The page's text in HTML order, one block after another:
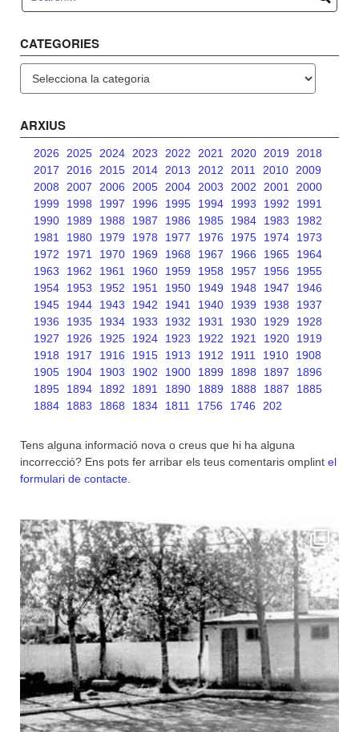
CATEGORIES
ARXIUS
2026 2025 2024 2023 2022 2021 2020 2019
2018
2017
2016 2015 2014 2013 2012 2011 2010 2009
2008
2007 2006 2005 2004 2003 2002 2001
2000
1999
1998 1997 1996 1995 1994 1993 1992
1991
1990
1989 1988 1987 1986 1985 1984 1983
1982
1981
1980 1979 1978 1977 1976 1975 1974
1973
1972
1971 1970 1969 1968 1967 1966 1965
1964
1963
1962 1961 1960 1959 1958 1957 1956
1955
1954
1953 1952 1951 1950 1949 1948 1947
1946
1945
1944 1943 1942 1941 1940 1939 1938
1937
1936
1935 1934 1933 1932 1931 1930 1929
1928
1927
1926 1925 1924 1923 1922 1921 1920
1919
1918
1917 1916 1915 1913 1912 1911 1910
1908
1905
1904 1903 1902 1900 1899 1898 1897
1896
1895
1894 1892 1891 1890 1889 1888 1887
1885
1884
1883 1868 1834 1811 1756 1746 202
Tens alguna informació nova o creus que hi ha alguna
incorrecció? Ens pots fer arribar els teus comentaris omplint el
formulari de contacte.